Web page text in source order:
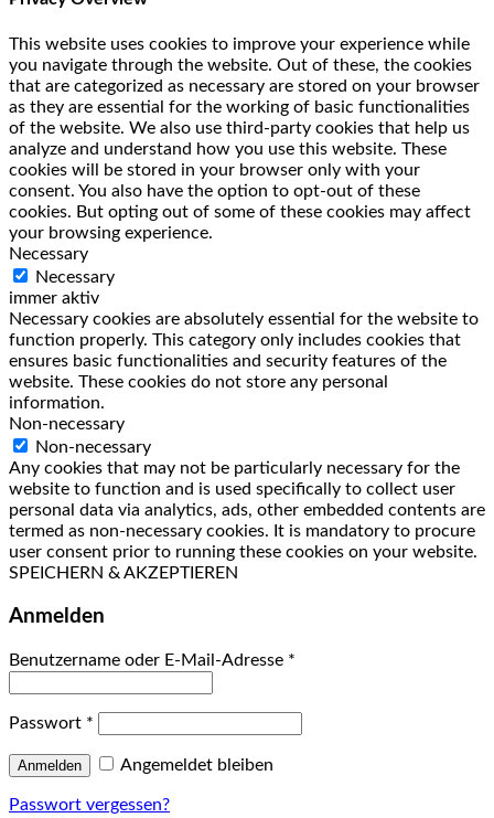
This website uses cookies to improve your experience while
you navigate through the website. Out of these, the cookies
that are categorized as necessary are stored on your browser
as they are essential for the working of basic functionalities
of the website. We also use third-party cookies that help us
analyze and understand how you use this website. These
cookies will be stored in your browser only with your
consent. You also have the option to opt-out of these
cookies. But opting out of some of these cookies may affect
your browsing experience.
Necessary
Necessary
immer aktiv
Necessary cookies are absolutely essential for the website to
function properly. This category only includes cookies that
ensures basic functionalities and security features of the
website. These cookies do not store any personal
information.
Non-necessary
Non-necessary
Any cookies that may not be particularly necessary for the
website to function and is used specifically to collect user
personal data via analytics, ads, other embedded contents are
termed as non-necessary cookies. It is mandatory to procure
user consent prior to running these cookies on your website.
SPEICHERN & AKZEPTIEREN
Anmelden
Benutzername oder E-Mail-Adresse *
Passwort *
Anmelden Angemeldet bleiben
Passwort vergessen?